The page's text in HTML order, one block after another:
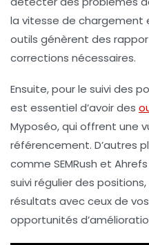
la vitesse de chargement
outils génèrent des
corrections nécessaires.
Ensuite, pour le suivi des
est essentiel d’avoir des
Myposéo, qui offrent une
référencement. D’autres
comme SEMRush et Ahrefs
suivi régulier des
résultats avec ceux de
opportunités